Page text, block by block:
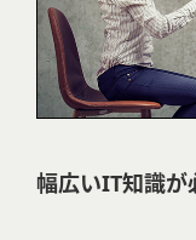
幅広いIT知識が